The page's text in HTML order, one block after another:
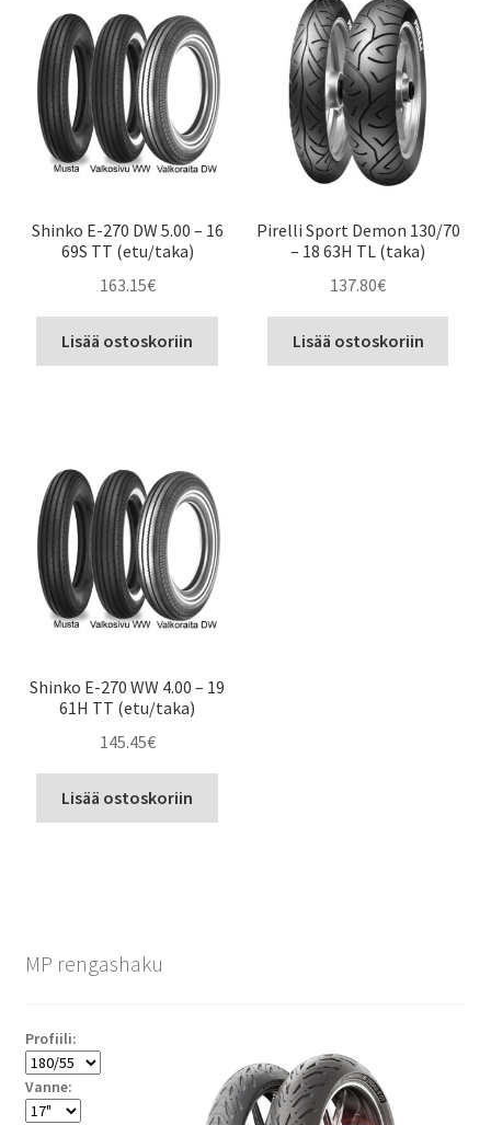
Shinko E-270 DW 5.00 – 16
69S TT (etu/taka)
163.15€
Lisää ostoskoriin
Pirelli Sport Demon 130/70
– 18 63H TL (taka)
137.80€
Lisää ostoskoriin
Shinko E-270 WW 4.00 – 19
61H TT (etu/taka)
145.45€
Lisää ostoskoriin
MP rengashaku
Profiili:
Vanne: